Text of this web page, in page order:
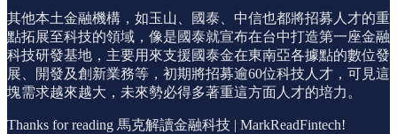
其他本土金融機構，如玉山、國泰、中信也都將招募人才的重
點拓展至科技的領域，像是國泰就宣布在台中打造第一座金融
科技研發基地，主要用來支援國泰金在東南亞各據點的數位發
展、開發及創新業務等，初期將招募逾60位科技人才，可見這
塊需求越來越大，未來勢必得多著重這方面人才的培力。
Thanks for reading 馬克解讀金融科技 | MarkReadFintech!